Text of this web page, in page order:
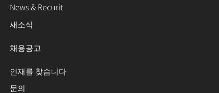
News & Recurit
새소식
채용공고
인재를 찾습니다
문의